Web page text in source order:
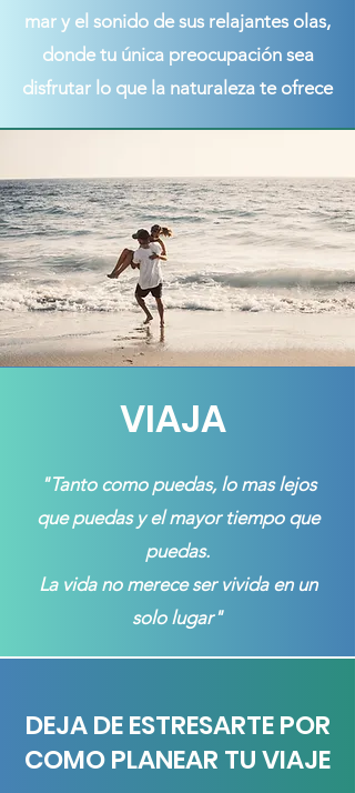
mar y el sonido de sus relajantes olas,
donde tu única preocupación sea
disfrutar lo que la naturaleza te ofrece
VIAJA
"Tanto como puedas, lo mas lejos
que puedas y el mayor tiempo que
puedas.
La vida no merece ser vivida en un
solo lugar"
DEJA DE ESTRESARTE POR
COMO PLANEAR TU VIAJE